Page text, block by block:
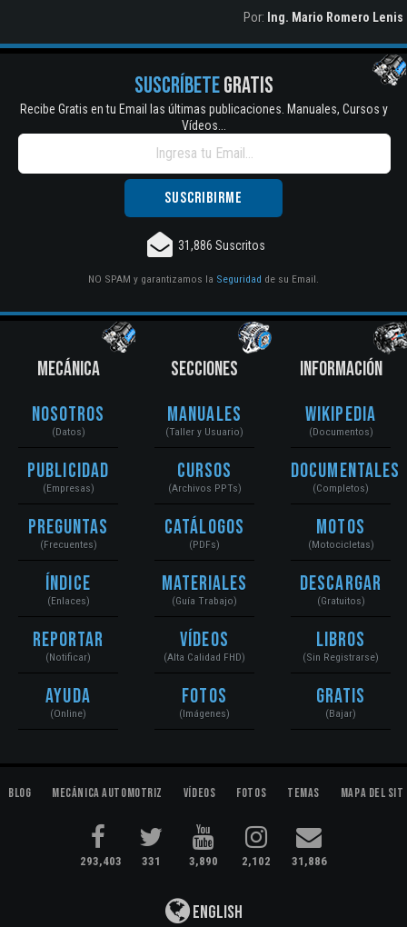
Por: Ing. Mario Romero Lenis
SUSCRÍBETEGRATIS
Recibe Gratis en tu Email las últimas publicaciones. Manuales, Cursos y
Vídeos...
31,886 Suscritos
NO SPAM y garantizamos la Seguridad de su Email.
MECÁNICA
Nosotros
(Datos)
Publicidad
(Empresas)
Preguntas
(Frecuentes)
Índice
(Enlaces)
Reportar
(Notificar)
Ayuda
(Online)
SECCIONES
Manuales
(Taller y Usuario)
Cursos
(Archivos PPTs)
Catálogos
(PDFs)
Materiales
(Guía Trabajo)
Vídeos
(Alta Calidad FHD)
Fotos
(Imágenes)
INFORMACIÓN
Wikipedia
(Documentos)
Documentales
(Completos)
Motos
(Motocicletas)
Descargar
(Gratuitos)
Libros
(Sin Registrarse)
Gratis
(Bajar)
Blog Mecánica Automotriz Vídeos Fotos Temas Mapa del
293,403 331 3,890 2,102 31,886
English